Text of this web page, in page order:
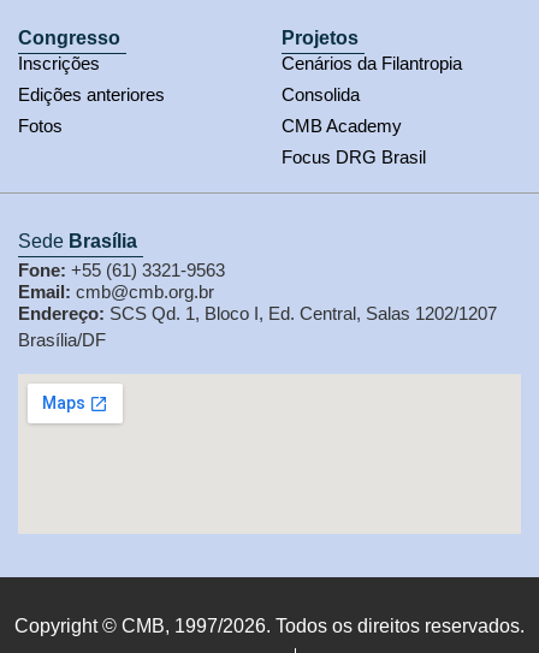
Congresso
Inscrições
Edições anteriores
Fotos
Projetos
Cenários da Filantropia
Consolida
CMB Academy
Focus DRG Brasil
Sede Brasília
Fone: +55 (61) 3321-9563
Email: cmb@cmb.org.br
Endereço: SCS Qd. 1, Bloco I, Ed. Central, Salas 1202/1207
Brasília/DF
Copyright © CMB, 1997/2026. Todos os direitos reservados.